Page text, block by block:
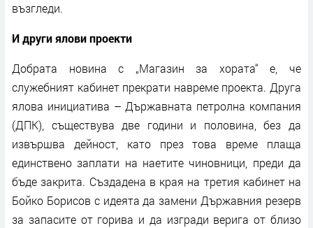
възгледи.
И други ялови проекти
Добрата новина с „Магазин за хората“ е, че
служебният кабинет прекрати навреме проекта. Друга
ялова инициатива – Държавната петролна компания
(ДПК), съществува две години и половина, без да
извършва дейност, като през това време плаща
единствено заплати на наетите чиновници, преди да
бъде закрита. Създадена в края на третия кабинет на
Бойко Борисов с идеята да замени Държавния резерв
за запасите от горива и да изгради верига от близо